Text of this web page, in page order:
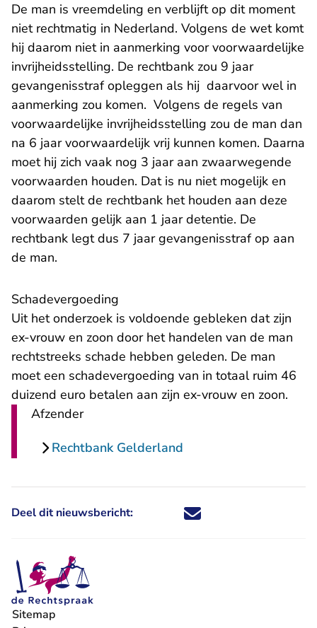
De man is vreemdeling en verblijft op dit moment
niet rechtmatig in Nederland. Volgens de wet komt
hij daarom niet in aanmerking voor voorwaardelijke
invrijheidsstelling. De rechtbank zou 9 jaar
gevangenisstraf opleggen als hij daarvoor wel in
aanmerking zou komen. Volgens de regels van
voorwaardelijke invrijheidsstelling zou de man dan
na 6 jaar voorwaardelijk vrij kunnen komen. Daarna
moet hij zich vaak nog 3 jaar aan zwaarwegende
voorwaarden houden. Dat is nu niet mogelijk en
daarom stelt de rechtbank het houden aan deze
voorwaarden gelijk aan 1 jaar detentie. De
rechtbank legt dus 7 jaar gevangenisstraf op aan
de man.
​Schadevergoeding
Uit het onderzoek is voldoende gebleken dat zijn
ex-vrouw en zoon door het handelen van de man
rechtstreeks schade hebben geleden. De man
moet een schadevergoeding van in totaal ruim 46
duizend euro betalen aan zijn ex-vrouw en zoon.
Afzender
Rechtbank Gelderland
Deel dit nieuwsbericht: Deel dit nieuwsbericht via X -
Deel dit nieuwsbericht via
Deel dit nieuwsbericht
Deel dit
Sitemap